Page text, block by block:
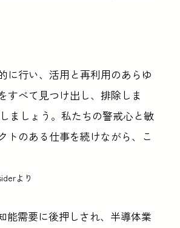
に行い、活用と再利用のあらゆ
すべて見つけ出し、排除しま
ましょう。私たちの警戒心と敏
トのある仕事を続けながら、こ
より
能需要に後押しされ、半導体業